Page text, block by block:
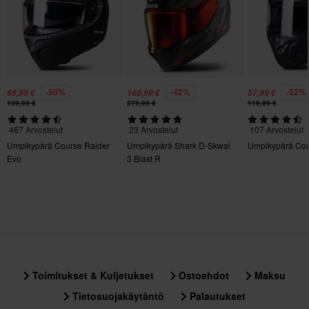
Suljinmekanismi
Kaksinkertaiset D-renkaat
Tuotteen Paino
1320
Merkki
Simpson
Kiertovoimasuoja
69,99 € -50%
139,99 €
467 Arvostelut
Umpikypärä Course Raider
Evo
160,99 € -42%
276,99 €
23 Arvostelut
Umpikypärä Shark D-Skwal
3 Blast R
57,99 € -52%
119,99 €
107 Arvostelut
Umpikypärä
Toimitukset & Kuljetukset Ostoehdot
Maksu
Tietosuojakäytäntö
Palautukset